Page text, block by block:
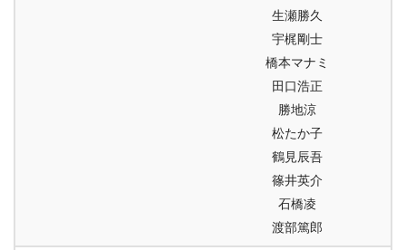
生瀬勝久
宇梶剛士
橋本マナミ
田口浩正
勝地涼
松たか子
鶴見辰吾
篠井英介
石橋凌
渡部篤郎